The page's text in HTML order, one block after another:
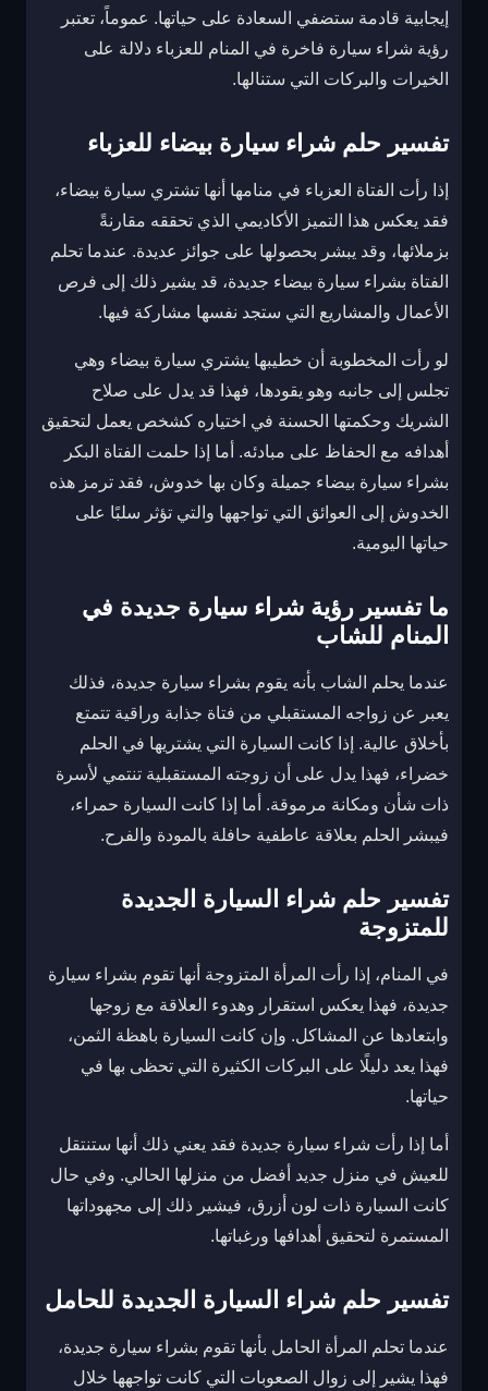
إيجابية قادمة ستضفي السعادة على حياتها. عموماً، تعتبر
رؤية شراء سيارة فاخرة في المنام للعزباء دلالة على
الخيرات والبركات التي ستنالها.
تفسير حلم شراء سيارة بيضاء للعزباء
إذا رأت الفتاة العزباء في منامها أنها تشتري سيارة بيضاء،
فقد يعكس هذا التميز الأكاديمي الذي تحققه مقارنةً
بزملائها، وقد يبشر بحصولها على جوائز عديدة. عندما تحلم
الفتاة بشراء سيارة بيضاء جديدة، قد يشير ذلك إلى فرص
الأعمال والمشاريع التي ستجد نفسها مشاركة فيها.
لو رأت المخطوبة أن خطيبها يشتري سيارة بيضاء وهي
تجلس إلى جانبه وهو يقودها، فهذا قد يدل على صلاح
الشريك وحكمتها الحسنة في اختياره كشخص يعمل لتحقيق
أهدافه مع الحفاظ على مبادئه. أما إذا حلمت الفتاة البكر
بشراء سيارة بيضاء جميلة وكان بها خدوش، فقد ترمز هذه
الخدوش إلى العوائق التي تواجهها والتي تؤثر سلبًا على
حياتها اليومية.
ما تفسير رؤية شراء سيارة جديدة في
المنام للشاب
عندما يحلم الشاب بأنه يقوم بشراء سيارة جديدة، فذلك
يعبر عن زواجه المستقبلي من فتاة جذابة وراقية تتمتع
بأخلاق عالية. إذا كانت السيارة التي يشتريها في الحلم
خضراء، فهذا يدل على أن زوجته المستقبلية تنتمي لأسرة
ذات شأن ومكانة مرموقة. أما إذا كانت السيارة حمراء،
فيبشر الحلم بعلاقة عاطفية حافلة بالمودة والفرح.
تفسير حلم شراء السيارة الجديدة
للمتزوجة
في المنام، إذا رأت المرأة المتزوجة أنها تقوم بشراء سيارة
جديدة، فهذا يعكس استقرار وهدوء العلاقة مع زوجها
وابتعادها عن المشاكل. وإن كانت السيارة باهظة الثمن،
فهذا يعد دليلًا على البركات الكثيرة التي تحظى بها في
حياتها.
أما إذا رأت شراء سيارة جديدة فقد يعني ذلك أنها ستنتقل
للعيش في منزل جديد أفضل من منزلها الحالي. وفي حال
كانت السيارة ذات لون أزرق، فيشير ذلك إلى مجهوداتها
المستمرة لتحقيق أهدافها ورغباتها.
تفسير حلم شراء السيارة الجديدة للحامل
عندما تحلم المرأة الحامل بأنها تقوم بشراء سيارة جديدة،
فهذا يشير إلى زوال الصعوبات التي كانت تواجهها خلال